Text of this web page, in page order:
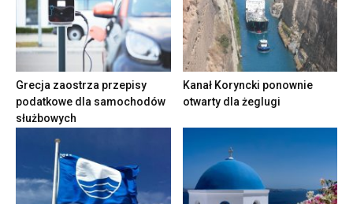
Grecja zaostrza przepisy
podatkowe dla samochodów
służbowych
Kanał Koryncki ponownie
otwarty dla żeglugi